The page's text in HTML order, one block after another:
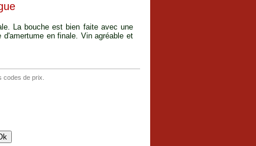
La bouche est bien faite avec une
en finale. Vin agréable et
codes de prix.